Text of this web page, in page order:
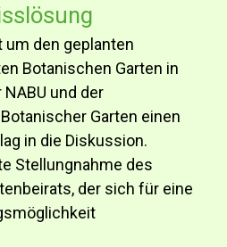
um den geplanten
Botanischen Garten in
und der
Garten einen
in die Diskussion.
Stellungnahme des
der sich für eine